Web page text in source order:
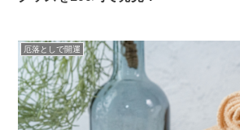
厄落としで開運